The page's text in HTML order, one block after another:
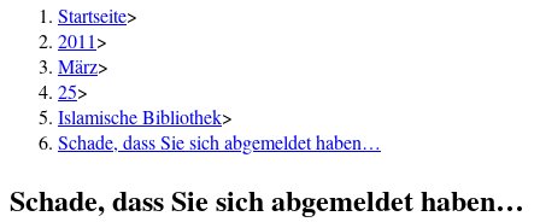
Startseite>
2011>
März>
25>
Islamische Bibliothek>
Schade, dass Sie sich abgemeldet haben…
Schade, dass Sie sich abgemeldet haben…